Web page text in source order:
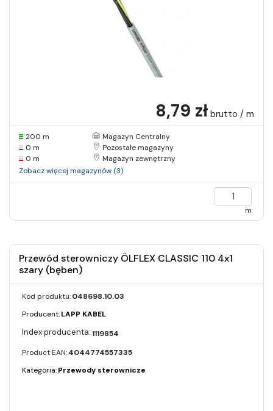
8,79 zł brutto / m
200 m
Magazyn Centralny
0 m
Pozostałe magazyny
0 m
Magazyn zewnętrzny
Zobacz więcej magazynów (3)
m
Przewód sterowniczy ÖLFLEX CLASSIC 110 4x1
szary (bęben)
Kod produktu:048698.10.03
Producent:LAPP KABEL
1119854
Product EAN:4044774557335
Kategoria:Przewody sterownicze